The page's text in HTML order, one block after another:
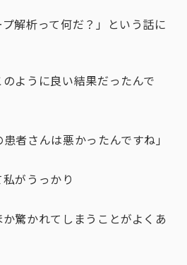
解析って何だ？」という話に
のように良い結果だったんで
者さんは悪かったんですね」
がうっかり
驚かれてしまうことがよくあ